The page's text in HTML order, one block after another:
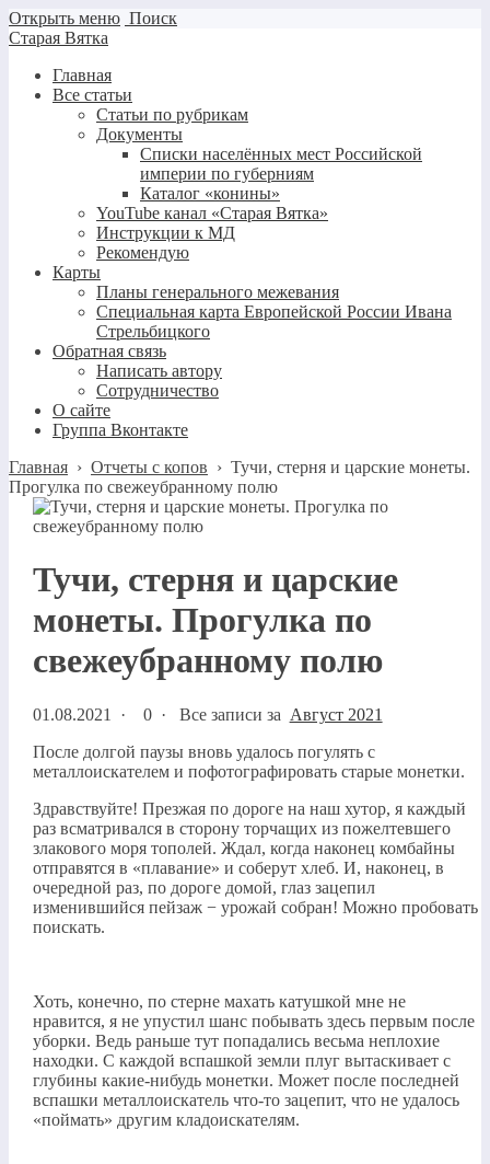
Открыть меню Поиск
Старая Вятка
Главная
Все статьи
Статьи по рубрикам
Документы
Списки населённых мест Российской
империи по губерниям
Каталог «конины»
YouTube канал «Старая Вятка»
Инструкции к МД
Рекомендую
Карты
Планы генерального межевания
Специальная карта Европейской России Ивана
Стрельбицкого
Обратная связь
Написать автору
Сотрудничество
О сайте
Группа Вконтакте
Главная › Отчеты с копов › Тучи, стерня и царские монеты.
Прогулка по свежеубранному полю
Тучи, стерня и царские
монеты. Прогулка по
свежеубранному полю
01.08.2021 · 0 · Все записи за Август 2021
После долгой паузы вновь удалось погулять с
металлоискателем и пофотографировать старые монетки.
Здравствуйте! Презжая по дороге на наш хутор, я каждый
раз всматривался в сторону торчащих из пожелтевшего
злакового моря тополей. Ждал, когда наконец комбайны
отправятся в «плавание» и соберут хлеб. И, наконец, в
очередной раз, по дороге домой, глаз зацепил
изменившийся пейзаж − урожай собран! Можно пробовать
поискать.
Хоть, конечно, по стерне махать катушкой мне не
нравится, я не упустил шанс побывать здесь первым после
уборки. Ведь раньше тут попадались весьма неплохие
находки. С каждой вспашкой земли плуг вытаскивает с
глубины какие-нибудь монетки. Может после последней
вспашки металлоискатель что-то зацепит, что не удалось
«поймать» другим кладоискателям.